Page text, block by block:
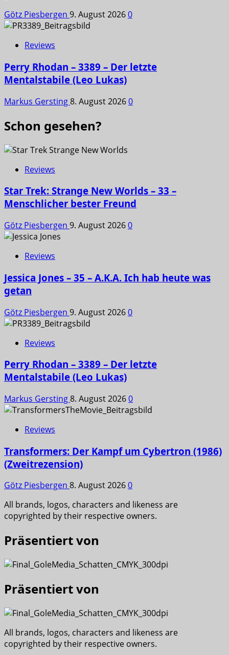
Götz Piesbergen 9. August 20260
Reviews
Perry Rhodan – 3389 – Der letzte
Mentalstabile (Leo Lukas)
Markus Gersting8. August 20260
Schon gesehen?
Reviews
Star Trek: Strange New Worlds – 33 –
Menschlicher bester Freund
Götz Piesbergen 9. August 20260
Reviews
Jessica Jones – 35 – A.K.A. Ich hab heute was
getan
Götz Piesbergen 9. August 20260
Reviews
Perry Rhodan – 3389 – Der letzte
Mentalstabile (Leo Lukas)
Markus Gersting8. August 20260
Reviews
Transformers: Der Kampf um Cybertron (1986)
(Zweitrezension)
Götz Piesbergen 8. August 20260
All brands, logos, characters and likeness are
copyrighted by their respective owners.
Präsentiert von
Präsentiert von
All brands, logos, characters and likeness are
copyrighted by their respective owners.